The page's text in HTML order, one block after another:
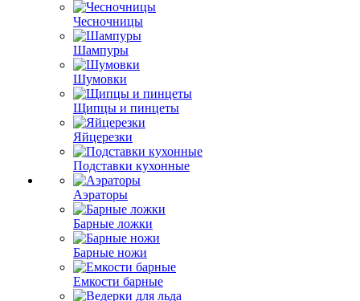
Чесночницы
Шампуры
Шумовки
Щипцы и пинцеты
Яйцерезки
Подставки кухонные
Аэраторы
Барные ложки
Барные ножи
Емкости барные